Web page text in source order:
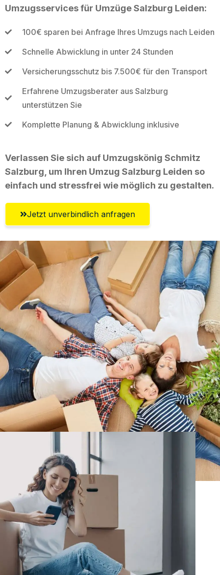
Umzugsservices für Umzüge Salzburg Leiden:
100€ sparen bei Anfrage Ihres Umzugs nach Leiden
Schnelle Abwicklung in unter 24 Stunden
Versicherungsschutz bis 7.500€ für den Transport
Erfahrene Umzugsberater aus Salzburg
unterstützen Sie
Komplette Planung & Abwicklung inklusive
Verlassen Sie sich auf Umzugskönig Schmitz
Salzburg, um Ihren Umzug Salzburg Leiden so
einfach und stressfrei wie möglich zu gestalten.
Jetzt unverbindlich anfragen